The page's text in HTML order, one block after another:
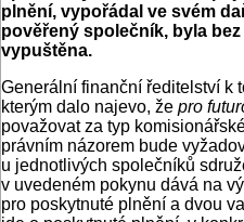
plnění, vypořádal ve svém
pověřený společník, byla
vypuštěna.
Generální finanční ředitelství k
kterým dalo najevo, že pro
považovat za typ
právním názorem bude
u jednotlivých společníků
v uvedeném pokynu dává na
pro poskytnuté plnění a dvou